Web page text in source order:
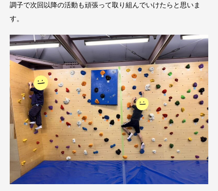
調子で次回以降の活動も頑張って取り組んでいけたらと思いま
す。